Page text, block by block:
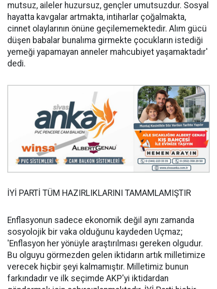
mutsuz, aileler huzursuz, gençler umutsuzdur. Sosyal
hayatta kavgalar artmakta, intiharlar çoğalmakta,
cinnet olaylarının önüne geçilememektedir. Alım gücü
düşen babalar bunalıma girmekte çocukların istediği
yemeği yapamayan anneler mahcubiyet yaşamaktadır'
dedi.
İYİ PARTİ TÜM HAZIRLIKLARINI TAMAMLAMIŞTIR
Enflasyonun sadece ekonomik değil aynı zamanda
sosyolojik bir vaka olduğunu kaydeden Uçmaz;
'Enflasyon her yönüyle araştırılması gereken olgudur.
Bu olguyu görmezden gelen iktidarın artık milletimize
verecek hiçbir şeyi kalmamıştır. Milletimiz bunun
farkındadır ve ilk seçimde AKP'yi iktidardan